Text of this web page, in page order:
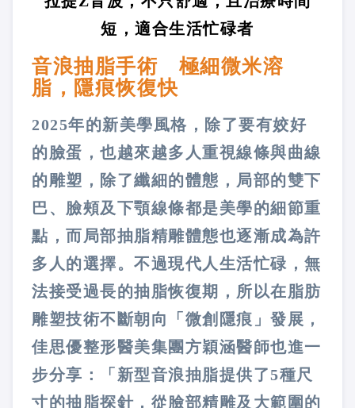
短，適合生活忙碌者
音浪抽脂手術 極細微米溶
脂，隱痕恢復快
2025年的新美學風格，除了要有姣好
的臉蛋，也越來越多人重視線條與曲線
的雕塑，除了纖細的體態，局部的雙下
巴、臉頰及下顎線條都是美學的細節重
點，而局部抽脂精雕體態也逐漸成為許
多人的選擇。不過現代人生活忙碌，無
法接受過長的抽脂恢復期，所以在脂肪
雕塑技術不斷朝向「微創隱痕」發展，
佳思優整形醫美集團方穎涵醫師也進一
步分享：「新型音浪抽脂提供了5種尺
寸的抽脂探針，從臉部精雕及大範圍的